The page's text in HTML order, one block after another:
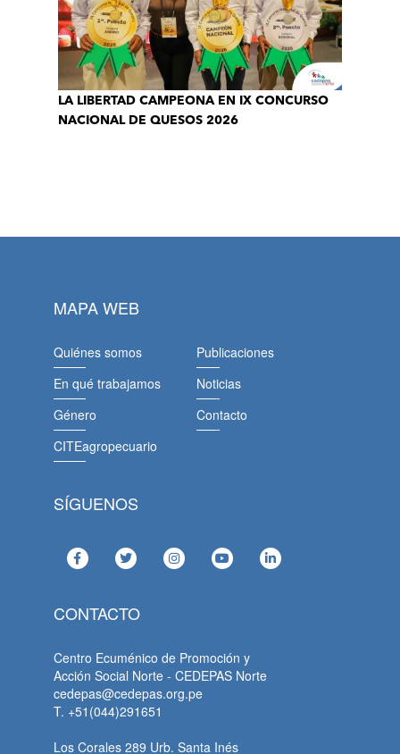
LA LIBERTAD CAMPEONA EN IX CONCURSO
NACIONAL DE QUESOS 2026
MAPA WEB
Quiénes somos
En qué trabajamos
Género
CITEagropecuario
Publicaciones
Noticias
Contacto
SÍGUENOS
CONTACTO
Centro Ecuménico de Promoción y
Acción Social Norte - CEDEPAS Norte
cedepas@cedepas.org.pe
T. +51(044)291651
Los Corales 289 Urb. Santa Inés